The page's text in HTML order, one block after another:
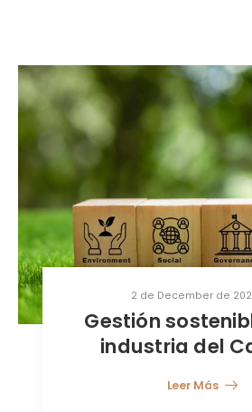
2 de December de
Gestión
industria del
una sólida cultura
Leer Más